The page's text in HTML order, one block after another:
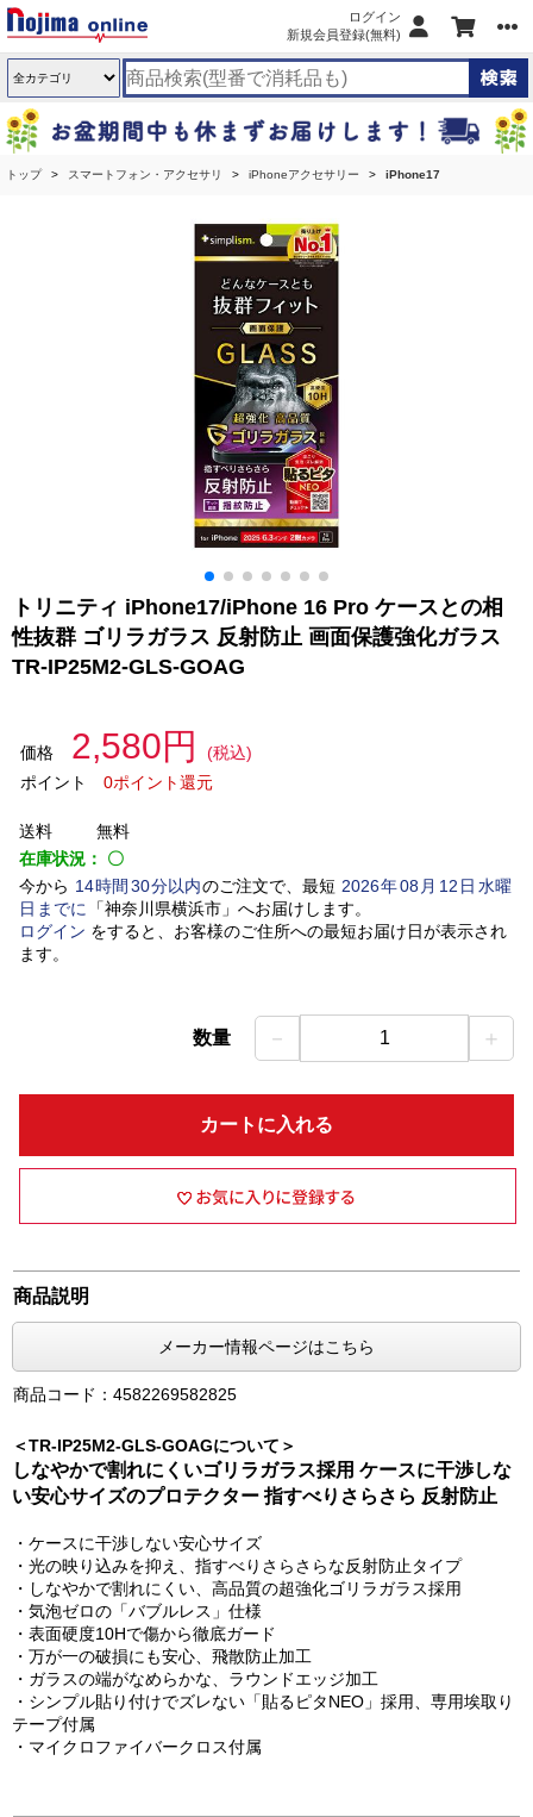
ログイン
新規会員登録(無料)
トップ スマートフォン・アクセサリ iPhoneアクセサリー iPhone17
トリニティ iPhone17/iPhone 16 Pro ケースとの相
性抜群 ゴリラガラス 反射防止 画面保護強化ガラス
TR-IP25M2-GLS-GOAG
価格 2,580円
(税込)
ポイント
0ポイント還元
送料
無料
在庫状況： 〇
今から 14時間 30分以内のご注文で、最短 2026年08 月 12 日水曜
日 までに 「神奈川県横浜市」 へお届けします。
ログイン をすると、お客様のご住所への最短お届け日が表示され
ます。
数量 － 1 ＋
カートに入れる
商品説明
メーカー情報ページはこちら
商品コード：4582269582825
＜TR-IP25M2-GLS-GOAGについて＞
しなやかで割れにくいゴリラガラス採用 ケースに干渉しな
い安心サイズのプロテクター 指すべりさらさら 反射防止
・ケースに干渉しない安心サイズ
・光の映り込みを抑え、指すべりさらさらな反射防止タイプ
・しなやかで割れにくい、高品質の超強化ゴリラガラス採用
・気泡ゼロの「バブルレス」仕様
・表面硬度10Hで傷から徹底ガード
・万が一の破損にも安心、飛散防止加工
・ガラスの端がなめらかな、ラウンドエッジ加工
・シンプル貼り付けでズレない「貼るピタNEO」採用、専用埃取り
テープ付属
・マイクロファイバークロス付属